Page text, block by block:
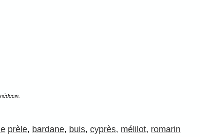
prèle, bardane, buis, cyprès, mélilot, romarin